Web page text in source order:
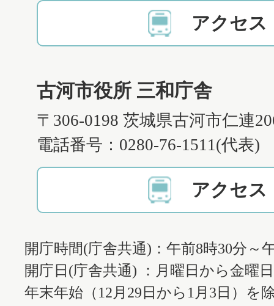
アクセス
古河市役所 三和庁舎
〒306-0198 茨城県古河市仁連
電話番号：0280-76-1511(代表)
アクセス
開庁時間(庁舎共通)：午前8時30分～
開庁日(庁舎共通) ：月曜日から金曜
年末年始（12月29日から1月3日）を